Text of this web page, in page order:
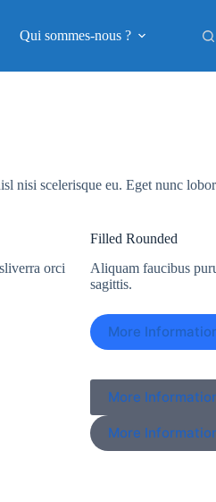
Qui sommes-nous ?
nisi scelerisque eu. Eget nunc
orci
Filled Rounded
Aliquam faucibus
sagittis.
More
More
More